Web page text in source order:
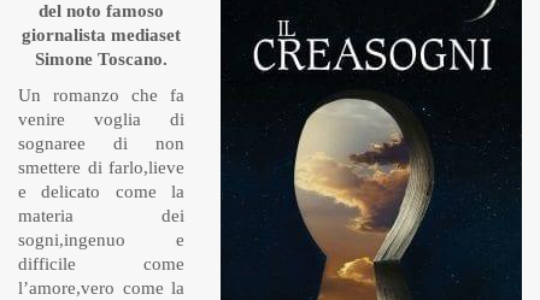
del noto famoso
giornalista mediaset
Simone Toscano.
Un romanzo che fa
venire voglia di
sognaree di non
smettere di farlo,lieve
e delicato come la
materia dei
sogni,ingenuo e
difficile come
l’amore,vero come la